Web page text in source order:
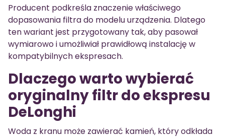
Producent podkreśla znaczenie właściwego
dopasowania filtra do modelu urządzenia. Dlatego
ten wariant jest przygotowany tak, aby pasował
wymiarowo i umożliwiał prawidłową instalację w
kompatybilnych ekspresach.
Dlaczego warto wybierać
oryginalny filtr do ekspresu
DeLonghi
Woda z kranu może zawierać kamień, który odkłada